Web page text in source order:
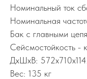
Номинальный ток
Номинальная
Бак с главными
Сейсмостойкость -
ДхШхВ:
Вес: 135 кг